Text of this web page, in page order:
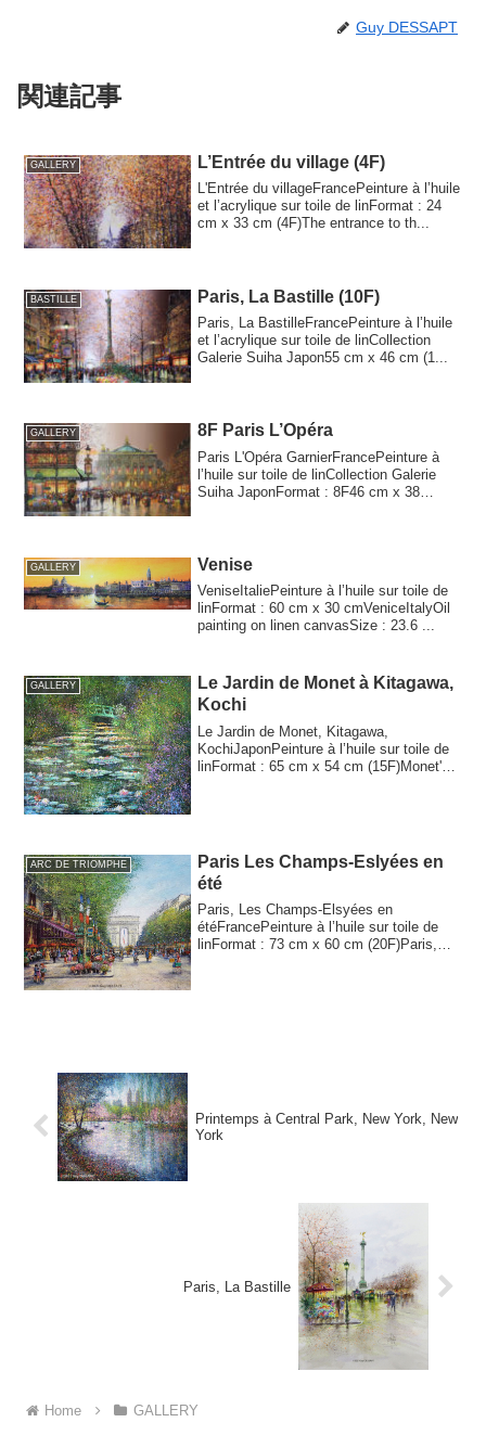
Guy DESSAPT
関連記事
GALLERY L’Entrée du village (4F)
L'Entrée du villageFrancePeinture à l’huile
et l’acrylique sur toile de linFormat : 24
cm x 33 cm (4F)The entrance to th...
BASTILLE Paris, La Bastille (10F)
Paris, La BastilleFrancePeinture à l’huile
et l’acrylique sur toile de linCollection
Galerie Suiha Japon55 cm x 46 cm (1...
GALLERY 8F Paris L’Opéra
Paris L'Opéra GarnierFrancePeinture à
l’huile sur toile de linCollection Galerie
Suiha JaponFormat : 8F46 cm x 38
GALLERY Venise
VeniseItaliePeinture à l’huile sur toile de
linFormat : 60 cm x 30 cmVeniceItalyOil
painting on linen canvasSize : 23.6 ...
GALLERY
Le Jardin de Monet à Kitagawa,
Kochi
Le Jardin de Monet, Kitagawa,
KochiJaponPeinture à l’huile sur toile de
linFormat : 65 cm x 54 cm (15F)Monet's
ARC DE TRIOMPHE
Paris Les Champs-Eslyées en
été
Paris, Les Champs-Elsyées en
étéFrancePeinture à l’huile sur toile de
linFormat : 73 cm x 60 cm (20F)Paris,
Printemps à Central Park, New York, New
York
Paris, La Bastille
Home GALLERY